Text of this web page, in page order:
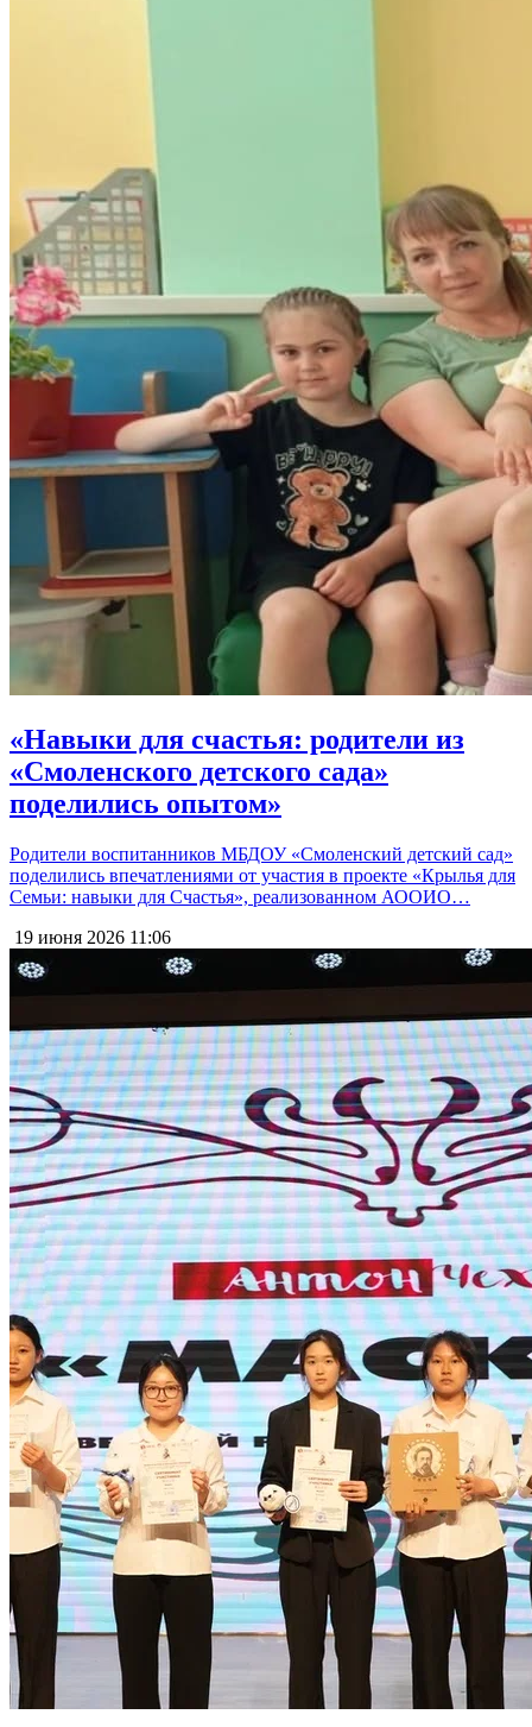
«Навыки для счастья: родители из
«Смоленского детского сада»
поделились опытом»
Родители воспитанников МБДОУ «Смоленский детский сад»
поделились впечатлениями от участия в проекте «Крылья для
Семьи: навыки для Счастья», реализованном АООИО…
19 июня 2026 11:06